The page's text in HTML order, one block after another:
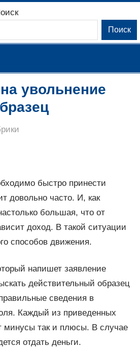
Поиск
увольнение
быстро принести
довольно часто. И, как
большая, что от
доход. В такой ситуации
способов движения.
напишет заявление
действительный образец
сведения в
Каждый из приведенных
минусы так и плюсы. В случае
отдать деньги.